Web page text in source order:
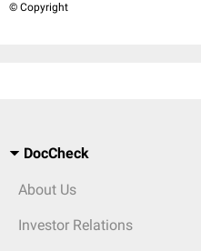
© Copyright
DocCheck
About Us
Investor Relations